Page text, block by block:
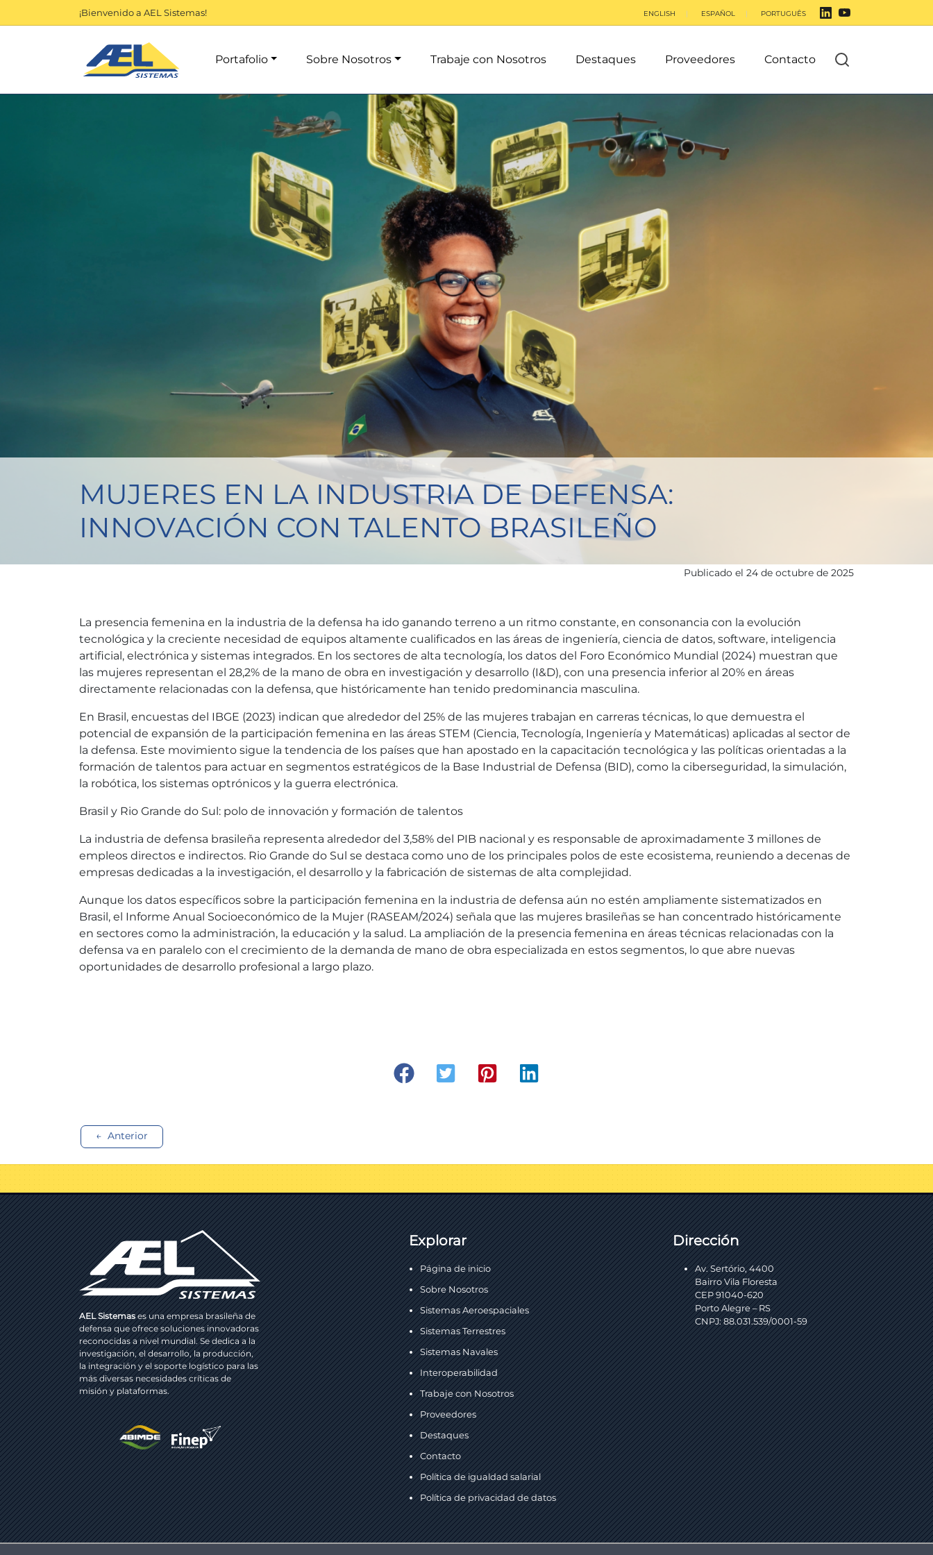
¡Bienvenido a AEL Sistemas! ENGLISH ESPAÑOL PORTUGUÊS
Portafolio Sobre Nosotros Trabaje con Nosotros Destaques Proveedores Contacto
MUJERES EN LA INDUSTRIA DE DEFENSA:
INNOVACIÓN CON TALENTO BRASILEÑO
Publicado el 24 de octubre de 2025
La presencia femenina en la industria de la defensa ha ido ganando terreno a un ritmo constante, en consonancia con la evolución
tecnológica y la creciente necesidad de equipos altamente cualificados en las áreas de ingeniería, ciencia de datos, software, inteligencia
artificial, electrónica y sistemas integrados. En los sectores de alta tecnología, los datos del Foro Económico Mundial (2024) muestran que
las mujeres representan el 28,2% de la mano de obra en investigación y desarrollo (I&D), con una presencia inferior al 20% en áreas
directamente relacionadas con la defensa, que históricamente han tenido predominancia masculina.
En Brasil, encuestas del IBGE (2023) indican que alrededor del 25% de las mujeres trabajan en carreras técnicas, lo que demuestra el
potencial de expansión de la participación femenina en las áreas STEM (Ciencia, Tecnología, Ingeniería y Matemáticas) aplicadas al sector de
la defensa. Este movimiento sigue la tendencia de los países que han apostado en la capacitación tecnológica y las políticas orientadas a la
formación de talentos para actuar en segmentos estratégicos de la Base Industrial de Defensa (BID), como la ciberseguridad, la simulación,
la robótica, los sistemas optrónicos y la guerra electrónica.
Brasil y Rio Grande do Sul: polo de innovación y formación de talentos
La industria de defensa brasileña representa alrededor del 3,58% del PIB nacional y es responsable de aproximadamente 3 millones de
empleos directos e indirectos. Rio Grande do Sul se destaca como uno de los principales polos de este ecosistema, reuniendo a decenas de
empresas dedicadas a la investigación, el desarrollo y la fabricación de sistemas de alta complejidad.
Aunque los datos específicos sobre la participación femenina en la industria de defensa aún no estén ampliamente sistematizados en
Brasil, el Informe Anual Socioeconómico de la Mujer (RASEAM/2024) señala que las mujeres brasileñas se han concentrado históricamente
en sectores como la administración, la educación y la salud. La ampliación de la presencia femenina en áreas técnicas relacionadas con la
defensa va en paralelo con el crecimiento de la demanda de mano de obra especializada en estos segmentos, lo que abre nuevas
oportunidades de desarrollo profesional a largo plazo.
Navegación
de
entradas
Anterior
AEL Sistemases una empresa brasileña de
defensa que ofrece soluciones innovadoras
reconocidas a nivel mundial. Se dedica a la
investigación, el desarrollo, la producción,
la integración y el soporte logístico para las
más diversas necesidades críticas de
misión y plataformas.
Explorar
Página de inicio
Sobre Nosotros
Sistemas Aeroespaciales
Sistemas Terrestres
Sistemas Navales
Interoperabilidad
Trabaje con Nosotros
Proveedores
Destaques
Contacto
Política de igualdad salarial
Política de privacidad de datos
Dirección
Av. Sertório, 4400
Bairro Vila Floresta
CEP 91040-620
Porto Alegre – RS
CNPJ: 88.031.539/0001-59